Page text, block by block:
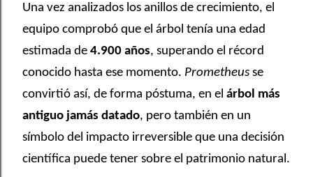
Una vez analizados los anillos de crecimiento, el
equipo comprobó que el árbol tenía una edad
estimada de 4.900 años, superando el récord
conocido hasta ese momento. Prometheus se
convirtió así, de forma póstuma, en el árbol más
antiguo jamás datado, pero también en un
símbolo del impacto irreversible que una decisión
científica puede tener sobre el patrimonio natural.